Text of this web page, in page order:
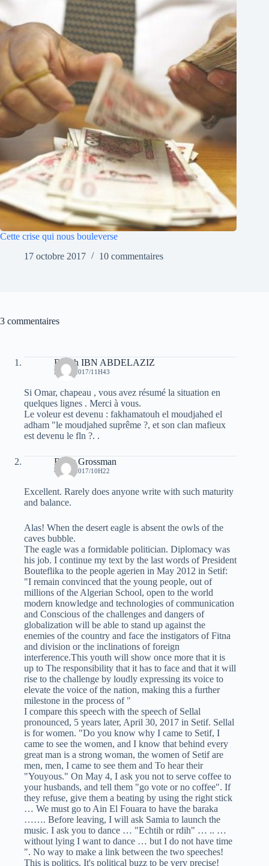
Cette crise qui nous bouleverse
17 octobre 2017
10 commentaires
3 commentaires
Rabah IBN ABDELAZIZ
2 MAI 2017/11H43
Si Omar, chapeau , vous avez résumé la situation en
quelques lignes . Merci à vous.
Le voleur est devenu : fakhamatouh el moudjahed el
adham "le moudjahed suprême ?, et son clan mafieux
est devenu le fln ?. .
Barry Grossman
4 MAI 2017/10H22
Excellent. Rarely does anyone write with such maturity
and balance.
Alas! When the desert eagle is absent the owls of the
caves bubble.
The eagle was a formidable politician. Diplomacy was
his job. I continue my text by the last words of President
Bouteflika to the people agerien in May 2012 in Setif:
"I remain convinced that the young people, out of
millions of the Algerian School, open to the world
modern knowledge and technologies of communication
and Conscious of the challenges and dangers of
globalization will be able to stand up against the
enemies of the country and face the instigators of Fitna
and division or the inclinations of foreign
interference.This youth will show once more that it is
up to The responsibility that it has to face and that it will
rise to the challenge by loudly expressing its voice to
elevate the voice of the nation, making this a further
milestone in the process of "
I compare this speech with the speech of Sellal
pronounced, 5 years later, April 30, 2017 in Setif. Sellal
is for women. "Do you know why I came to Setif, I
came to see the women, and I know that behind every
great man is a strong woman, the women of Setif are
men, men, I came to see them and To hear their
"Youyous." On May 4, I ask you not to serve coffee to
your husbands, and tell them "go vote or no coffee". If
they refuse, give them a beating by using the right stick
… We must go to Ain El Fouara to have the baraka
……. Before leaving, I will ask Samia to launch the
music. I ask you to dance … "Echtih or rdih" … .. …
without lying I want to dance … but I do not have time
". No way to make a link between the two speeches!
This is politics. It's political buzz to be very precise!